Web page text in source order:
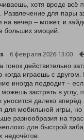
хотя вроде всё
Развлечение для пары
на вечер – может, и
больших эмоций.
6 февраля 2026 13:00
гонок действительно
когда играешь с другом.
иногда подводит –
застрять в углу,
уносится далеко
для мобильной игры, но
разнообразия на
для быстрой
недочётов.